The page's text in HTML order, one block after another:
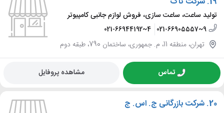
تولید ساعت، ساعت سازی، فروش لوازم جانبی کامپیوتر
021-66905557~9
021-66944192~4
تهران، منطقه 11، م. جمهوری، ساختمان 790، طبقه دوم
تماس مشاهده پروفایل
20. شرکت بازرگانی ج. اس. ج